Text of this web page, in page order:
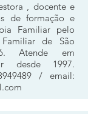
, docente e
de formação e
Familiar pelo
de São
Atende em
desde 1997.
/ email: